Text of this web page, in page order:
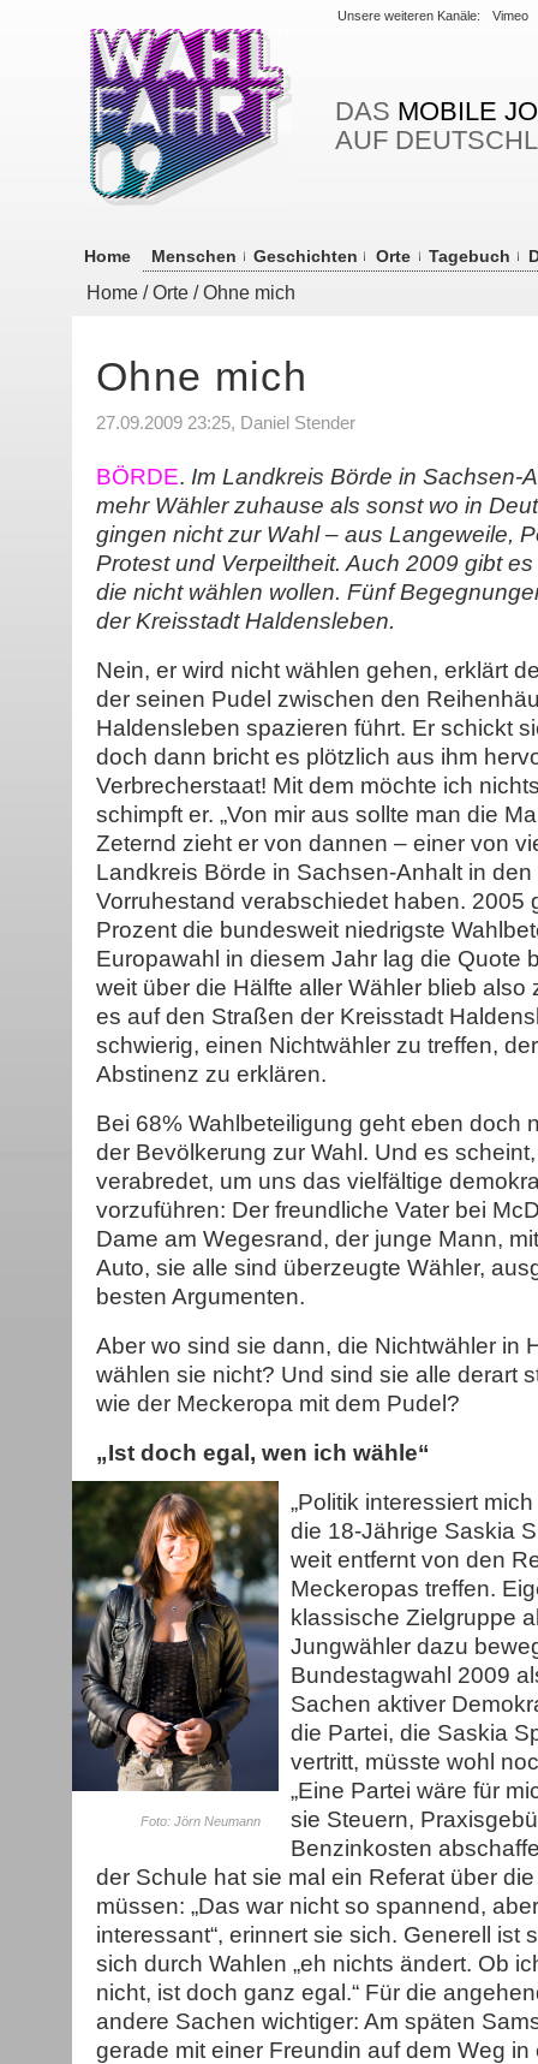
Unsere weiteren Kanäle: Vimeo
DAS MOBILE
AUF
Home Menschen Geschichten Orte Tagebuch
Home /Orte / Ohne mich
Ohne mich
27.09.2009 23:25, Daniel Stender
BÖRDE. Im Landkreis Börde in Sachsen-
mehr Wähler zuhause als sonst wo in
gingen nicht zur Wahl – aus Langeweile,
Protest und Verpeiltheit. Auch 2009 gibt
die nicht wählen wollen. Fünf
der Kreisstadt Haldensleben.
Nein, er wird nicht wählen gehen, erklärt
der seinen Pudel zwischen den
Haldensleben spazieren führt. Er schickt
doch dann bricht es plötzlich aus ihm
Verbrecherstaat! Mit dem möchte ich
schimpft er. „Von mir aus sollte man die
Zeternd zieht er von dannen – einer von
Landkreis Börde in Sachsen-Anhalt in
Vorruhestand verabschiedet haben. 2005
Prozent die bundesweit niedrigste
Europawahl in diesem Jahr lag die Quote
weit über die Hälfte aller Wähler blieb also
es auf den Straßen der Kreisstadt
schwierig, einen Nichtwähler zu treffen,
Abstinenz zu erklären.
Bei 68% Wahlbeteiligung geht eben doch
der Bevölkerung zur Wahl. Und es
verabredet, um uns das vielfältige
vorzuführen: Der freundliche Vater bei
Dame am Wegesrand, der junge Mann,
Auto, sie alle sind überzeugte Wähler,
besten Argumenten.
Aber wo sind sie dann, die Nichtwähler in
wählen sie nicht? Und sind sie alle derart
wie der Meckeropa mit dem Pudel?
„Ist doch egal, wen ich wähle“
Foto: Jörn Neumann
„Politik interessiert
die 18-Jährige Saskia
weit entfernt von den
Meckeropas treffen.
klassische Zielgruppe
Jungwähler dazu
Bundestagwahl 2009
Sachen aktiver
die Partei, die Saskia
vertritt, müsste wohl
„Eine Partei wäre für
sie Steuern,
Benzinkosten
der Schule hat sie mal ein Referat über
müssen: „Das war nicht so spannend,
interessant“, erinnert sie sich. Generell ist
sich durch Wahlen „eh nichts ändert. Ob
nicht, ist doch ganz egal.“ Für die
andere Sachen wichtiger: Am späten
gerade mit einer Freundin auf dem Weg